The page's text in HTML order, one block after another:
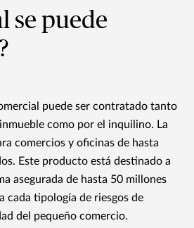
se puede
puede ser contratado tanto
como por el inquilino. La
comercios y oficinas de hasta
Este producto está destinado a
asegurada de hasta 50 millones
cada tipología de riesgos de
del pequeño comercio.